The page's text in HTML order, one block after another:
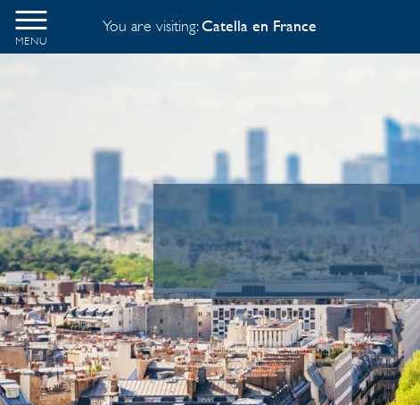
MENU
You are visiting:Catella en France